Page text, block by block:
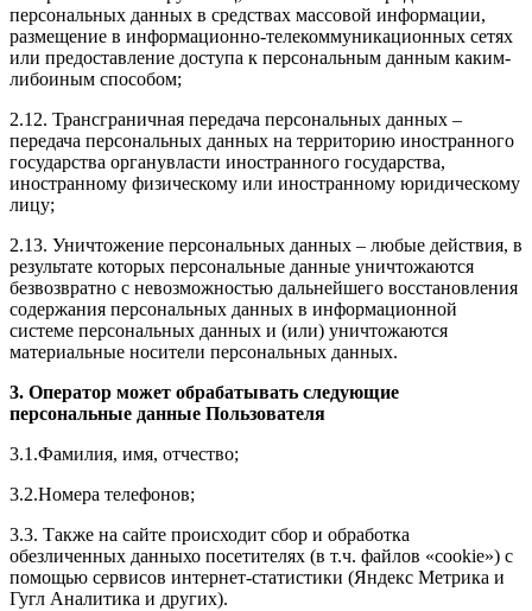
персональных данных в средствах массовой информации,
размещение в информационно-телекоммуникационных сетях
или предоставление доступа к персональным данным каким-
либоиным способом;
2.12. Трансграничная передача персональных данных –
передача персональных данных на территорию иностранного
государства органувласти иностранного государства,
иностранному физическому или иностранному юридическому
лицу;
2.13. Уничтожение персональных данных – любые действия, в
результате которых персональные данные уничтожаются
безвозвратно с невозможностью дальнейшего восстановления
содержания персональных данных в информационной
системе персональных данных и (или) уничтожаются
материальные носители персональных данных.
3. Оператор может обрабатывать следующие
персональные данные Пользователя
3.1.Фамилия, имя, отчество;
3.2.Номера телефонов;
3.3. Также на сайте происходит сбор и обработка
обезличенных данныхо посетителях (в т.ч. файлов «cookie») с
помощью сервисов интернет-статистики (Яндекс Метрика и
Гугл Аналитика и других).